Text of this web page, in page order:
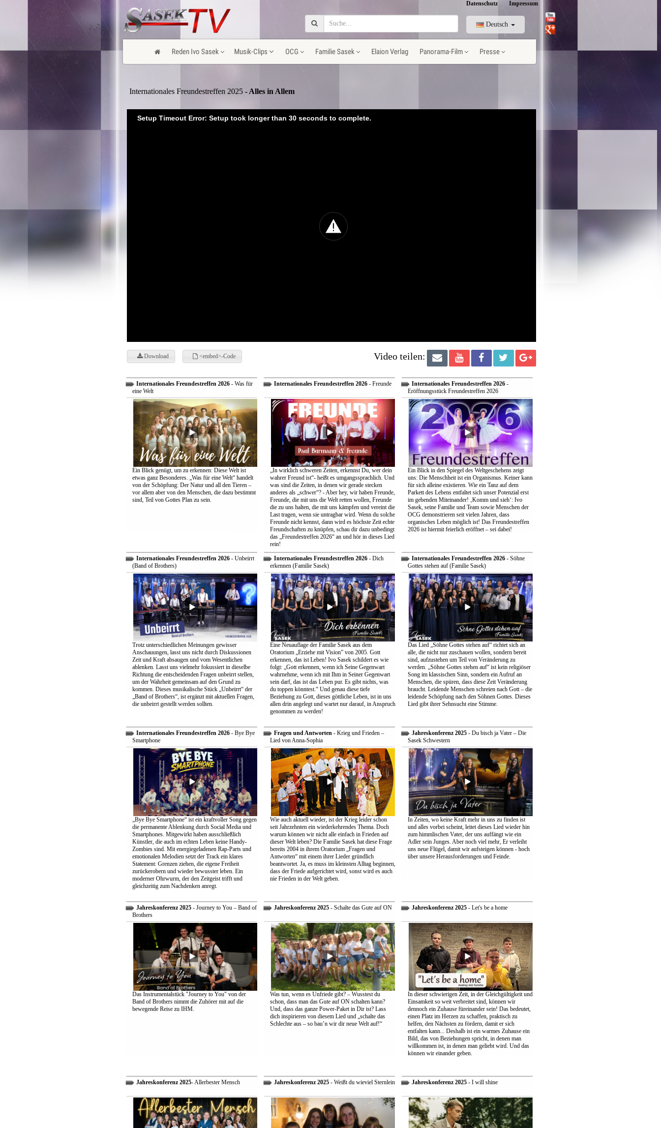
Datenschutz Impressum
Deutsch
Reden Ivo Sasek Musik-Clips OCG Familie Sasek Elaion Verlag Panorama-Film Presse
Internationales Freundestreffen 2025 - Alles in Allem
Setup Timeout Error: Setup took longer than 30 seconds to complete.
Download <embed>-Code Video teilen:
Internationales Freundestreffen 2026- Was für
eine Welt
Ein Blick genügt, um zu erkennen: Diese Welt ist
etwas ganz Besonderes. „Was für eine Welt“ handelt
von der Schöpfung: Der Natur und all den Tieren –
vor allem aber von den Menschen, die dazu bestimmt
sind, Teil von Gottes Plan zu sein.
Internationales Freundestreffen 2026- Freunde
„In wirklich schweren Zeiten, erkennst Du, wer dein
wahrer Freund ist“- heißt es umgangssprachlich. Und
was sind die Zeiten, in denen wir gerade stecken
anderes als „schwer“? - Aber hey, wir haben Freunde,
Freunde, die mit uns die Welt retten wollen, Freunde
die zu uns halten, die mit uns kämpfen und vereint die
Last tragen, wenn sie untragbar wird. Wenn du solche
Freunde nicht kennst, dann wird es höchste Zeit echte
Freundschaften zu knüpfen, schau dir dazu unbedingt
das „Freundestreffen 2026“ an und hör in dieses Lied
rein!
Internationales Freundestreffen 2026-
Eröffnungsstück Freundestreffen 2026
Ein Blick in den Spiegel des Weltgeschehens zeigt
uns: Die Menschheit ist ein Organismus. Keiner kann
für sich alleine existieren. Wie ein Tanz auf dem
Parkett des Lebens entfaltet sich unser Potenzial erst
im gebenden Miteinander! ‚Komm und sieh‘: Ivo
Sasek, seine Familie und Team sowie Menschen der
OCG demonstrieren seit vielen Jahren, dass
organisches Leben möglich ist! Das Freundestreffen
2026 ist hiermit feierlich eröffnet – sei dabei!
Internationales Freundestreffen 2026- Unbeirrt
(Band of Brothers)
Trotz unterschiedlichen Meinungen gewisser
Anschauungen, lasst uns nicht durch Diskussionen
Zeit und Kraft absaugen und vom Wesentlichen
ablenken. Lasst uns vielmehr fokussiert in dieselbe
Richtung die entscheidenden Fragen unbeirrt stellen,
um der Wahrheit gemeinsam auf den Grund zu
kommen. Dieses musikalische Stück „Unbeirrt“ der
„Band of Brothers“, ist ergänzt mit aktuellen Fragen,
die unbeirrt gestellt werden sollten.
Internationales Freundestreffen 2026- Dich
erkennen (Familie Sasek)
Eine Neuauflage der Familie Sasek aus dem
Oratorium „Erziehe mit Vision” von 2005. Gott
erkennen, das ist Leben! Ivo Sasek schildert es wie
folgt: „Gott erkennen, wenn ich Seine Gegenwart
wahrnehme, wenn ich mit Ihm in Seiner Gegenwart
sein darf, das ist das Leben pur. Es gibt nichts, was
du toppen könntest.“ Und genau diese tiefe
Beziehung zu Gott, dieses göttliche Leben, ist in uns
allen drin angelegt und wartet nur darauf, in Anspruch
genommen zu werden!
Internationales Freundestreffen 2026- Söhne
Gottes stehen auf (Familie Sasek)
Das Lied „Söhne Gottes stehen auf“ richtet sich an
alle, die nicht nur zuschauen wollen, sondern bereit
sind, aufzustehen um Teil von Veränderung zu
werden. „Söhne Gottes stehen auf“ ist kein religiöser
Song im klassischen Sinn, sondern ein Aufruf an
Menschen, die spüren, dass diese Zeit Veränderung
braucht. Leidende Menschen schreien nach Gott – die
leidende Schöpfung nach den Söhnen Gottes. Dieses
Lied gibt ihrer Sehnsucht eine Stimme.
Internationales Freundestreffen 2026- Bye Bye
Smartphone
„Bye Bye Smartphone“ ist ein kraftvoller Song gegen
die permanente Ablenkung durch Social Media und
Smartphones. Mitgewirkt haben ausschließlich
Künstler, die auch im echten Leben keine Handy-
Zombies sind. Mit energiegeladenen Rap-Parts und
emotionalen Melodien setzt der Track ein klares
Statement: Grenzen ziehen, die eigene Freiheit
zurückerobern und wieder bewusster leben. Ein
moderner Ohrwurm, der den Zeitgeist trifft und
gleichzeitig zum Nachdenken anregt.
Fragen und Antworten- Krieg und Frieden –
Lied von Anna-Sophia
Wie auch aktuell wieder, ist der Krieg leider schon
seit Jahrzehnten ein wiederkehrendes Thema. Doch
warum können wir nicht alle einfach in Frieden auf
dieser Welt leben? Die Familie Sasek hat diese Frage
bereits 2004 in ihrem Oratorium „Fragen und
Antworten“ mit einem ihrer Lieder gründlich
beantwortet. Ja, es muss im kleinsten Alltag beginnen,
dass der Friede aufgerichtet wird, sonst wird es auch
nie Frieden in der Welt geben.
Jahreskonferenz 2025- Du bisch ja Vater – Die
Sasek Schwestern
In Zeiten, wo keine Kraft mehr in uns zu finden ist
und alles vorbei scheint, leitet dieses Lied wieder hin
zum himmlischen Vater, der uns auffängt wie ein
Adler sein Junges. Aber noch viel mehr, Er verleiht
uns neue Flügel, damit wir aufsteigen können - hoch
über unsere Herausforderungen und Feinde.
Jahreskonferenz 2025- Journey to You – Band of
Brothers
Das Instrumentalstück "Journey to You" von der
Band of Brothers nimmt die Zuhörer mit auf die
bewegende Reise zu IHM.
Jahreskonferenz 2025- Schalte das Gute auf ON
Was tun, wenn es Unfriede gibt? – Wusstest du
schon, dass man das Gute auf ON schalten kann?
Und, dass das ganze Power-Paket in Dir ist? Lass
dich inspirieren von diesem Lied und „schalte das
Schlechte aus – so bau’n wir dir neue Welt auf!“
Jahreskonferenz 2025- Let's be a home
In dieser schwierigen Zeit, in der Gleichgültigkeit und
Einsamkeit so weit verbreitet sind, können wir
dennoch ein Zuhause füreinander sein! Das bedeutet,
einen Platz im Herzen zu schaffen, praktisch zu
helfen, den Nächsten zu fördern, damit er sich
entfalten kann... Deshalb ist ein warmes Zuhause ein
Bild, das von Beziehungen spricht, in denen man
willkommen ist, in denen man geliebt wird. Und das
können wir einander geben.
Jahreskonferenz 2025- Allerbester Mensch Jahreskonferenz 2025- Weißt du wieviel Sternlein Jahreskonferenz 2025- I will shine